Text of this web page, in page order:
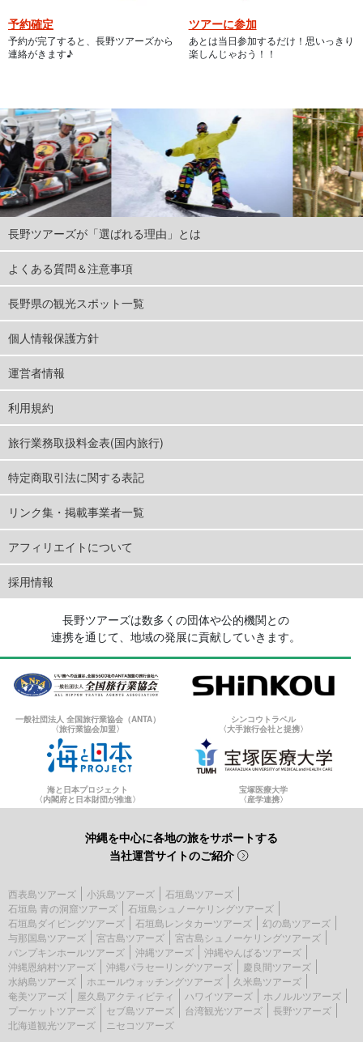
予約確定
予約が完了すると、長野ツアーズから
連絡がきます♪
ツアーに参加
あとは当日参加するだけ！思いっきり
楽しんじゃおう！！
長野ツアーズが「選ばれる理由」とは
よくある質問＆注意事項
長野県の観光スポット一覧
個人情報保護方針
運営者情報
利用規約
旅行業務取扱料金表(国内旅行)
特定商取引法に関する表記
リンク集・掲載事業者一覧
アフィリエイトについて
採用情報
長野ツアーズは数多くの団体や公的機関との
連携を通じて、地域の発展に貢献していきます。
一般社団法人 全国旅行業協会（ANTA）
〈旅行業協会加盟〉
シンコウトラベル
〈大手旅行会社と提携〉
海と日本プロジェクト
〈内閣府と日本財団が推進〉
宝塚医療大学
〈産学連携〉
沖縄を中心に各地の旅をサポートする
当社運営サイトのご紹介
西表島ツアーズ 小浜島ツアーズ
石垣島ツアーズ
石垣島 青の洞窟ツアーズ
石垣島シュノーケリングツアーズ
石垣島ダイビングツアーズ
石垣島レンタカーツアーズ
幻の島ツアーズ
与那国島ツアーズ
宮古島ツアーズ
宮古島シュノーケリングツアーズ
パンプキンホールツアーズ
沖縄ツアーズ
沖縄やんばるツアーズ
沖縄恩納村ツアーズ
沖縄パラセーリングツアーズ
慶良間ツアーズ
水納島ツアーズ
ホエールウォッチングツアーズ
久米島ツアーズ
奄美ツアーズ
屋久島アクティビティ ハワイツアーズ
ホノルルツアーズ
プーケットツアーズ
セブ島ツアーズ 台湾観光ツアーズ
長野ツアーズ
北海道観光ツアーズ
ニセコツアーズ